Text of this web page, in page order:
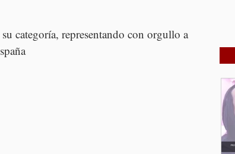
categoría, representando con orgullo a